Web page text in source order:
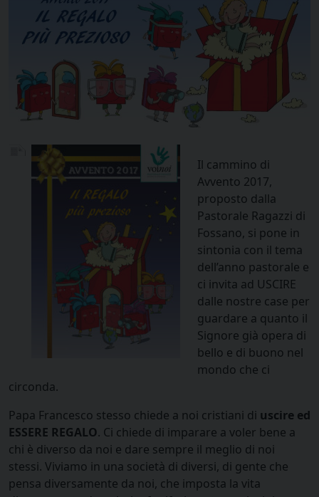
Il cammino di
Avvento 2017,
proposto dalla
Pastorale Ragazzi di
Fossano, si pone in
sintonia con il tema
dell’anno pastorale e
ci invita ad USCIRE
dalle nostre case per
guardare a quanto il
Signore già opera di
bello e di buono nel
mondo che ci
circonda.
Papa Francesco stesso chiede a noi cristiani di uscire ed
ESSERE REGALO. Ci chiede di imparare a voler bene a
chi è diverso da noi e dare sempre il meglio di noi
stessi. Viviamo in una società di diversi, di gente che
pensa diversamente da noi, che imposta la vita